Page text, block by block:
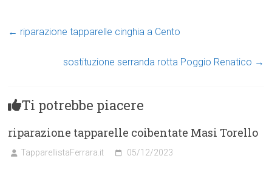
← riparazione tapparelle cinghia a Cento
sostituzione serranda rotta Poggio Renatico →
Ti potrebbe piacere
riparazione tapparelle coibentate Masi Torello
TapparellistaFerrara.it 05/12/2023